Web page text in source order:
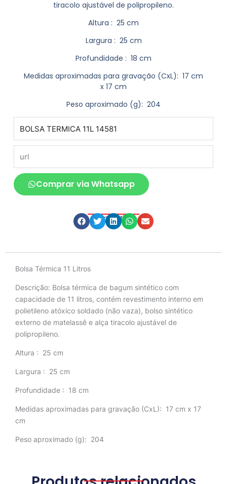
tiracolo ajustável de polipropileno.
Altura : 25 cm
Largura : 25 cm
Profundidade : 18 cm
Medidas aproximadas para gravação (CxL): 17 cm
x 17 cm
Peso aproximado (g): 204
Comprar via Whatsapp
Compartilhe
Bolsa Térmica 11 Litros
Descrição: Bolsa térmica de bagum sintético com
capacidade de 11 litros, contém revestimento interno em
polietileno atóxico soldado (não vaza), bolso sintético
externo de matelassê e alça tiracolo ajustável de
polipropileno.
Altura : 25 cm
Largura : 25 cm
Profundidade : 18 cm
Medidas aproximadas para gravação (CxL): 17 cm x 17
cm
Peso aproximado (g): 204